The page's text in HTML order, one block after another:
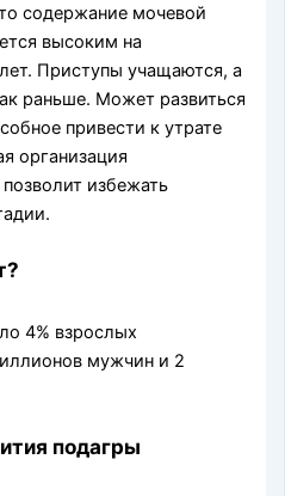
содержание мочевой
высоким на
Приступы учащаются, а
раньше. Может развиться
привести к утрате
организация
избежать
4% взрослых
мужчин и 2
подагры